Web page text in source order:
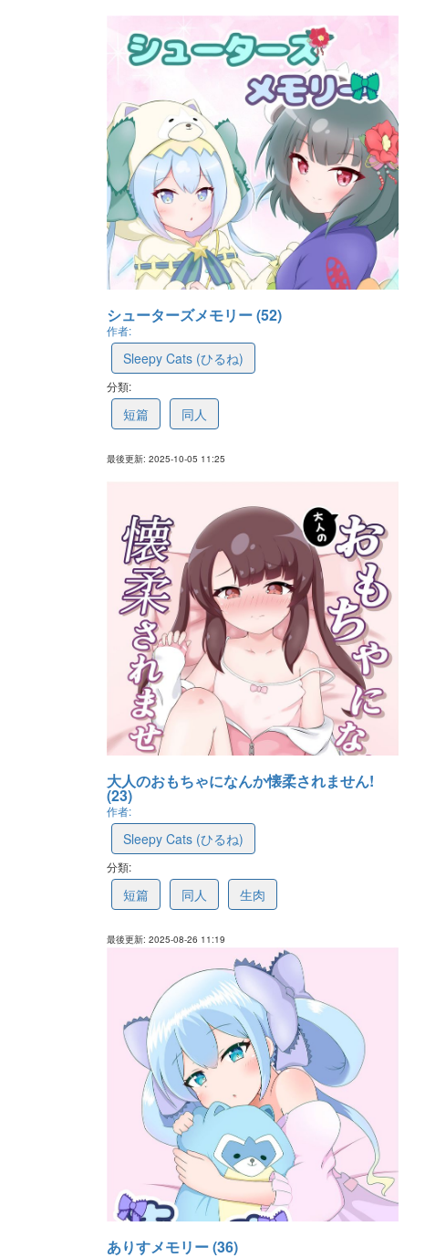
シューターズメモリー (52)
作者:
Sleepy Cats (ひるね)
分類:
短篇 同人
最後更新: 2025-10-05 11:25
大人のおもちゃになんか懐柔されません!
(23)
作者:
Sleepy Cats (ひるね)
分類:
短篇 同人 生肉
最後更新: 2025-08-26 11:19
ありすメモリー (36)